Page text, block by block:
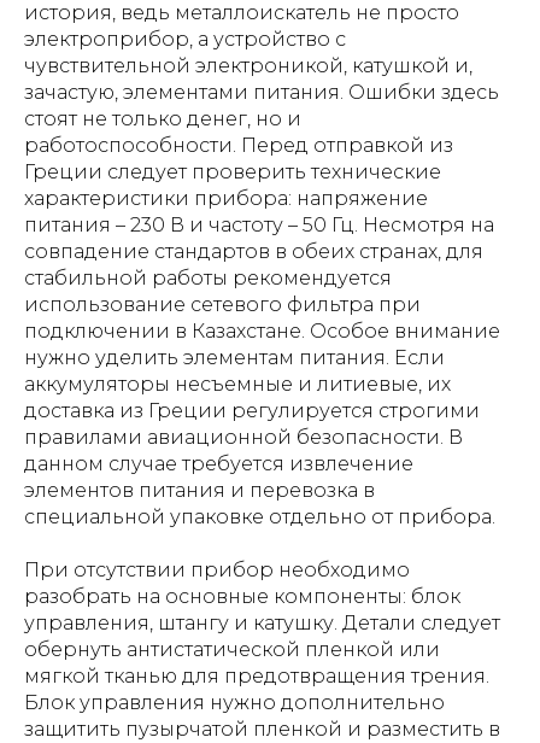
история, ведь металлоискатель не просто
электроприбор, а устройство с
чувствительной электроникой, катушкой и,
зачастую, элементами питания. Ошибки здесь
стоят не только денег, но и
работоспособности. Перед отправкой из
Греции следует проверить технические
характеристики прибора: напряжение
питания – 230 В и частоту – 50 Гц. Несмотря на
совпадение стандартов в обеих странах, для
стабильной работы рекомендуется
использование сетевого фильтра при
подключении в Казахстане. Особое внимание
нужно уделить элементам питания. Если
аккумуляторы несъемные и литиевые, их
доставка из Греции регулируется строгими
правилами авиационной безопасности. В
данном случае требуется извлечение
элементов питания и перевозка в
специальной упаковке отдельно от прибора.
При отсутствии прибор необходимо
разобрать на основные компоненты: блок
управления, штангу и катушку. Детали следует
обернуть антистатической пленкой или
мягкой тканью для предотвращения трения.
Блок управления нужно дополнительно
защитить пузырчатой пленкой и разместить в